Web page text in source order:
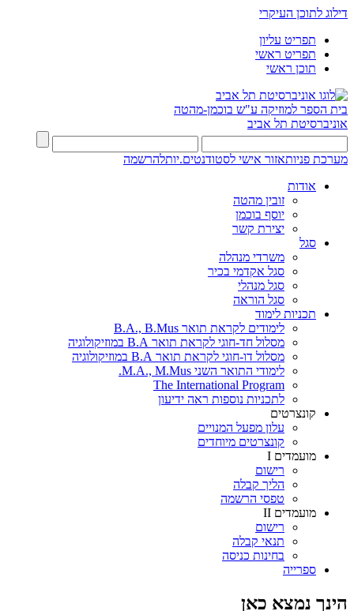
דילוג לתוכן העיקרי
תפריט עליון
תפריט ראשי
תוכן ראשי
בית הספר למוזיקה ע"ש בוכמן-מהטה
אוניברסיטת תל אביב
מערכת פניותאזור אישי לסטודנטים.יותלהרשמה
אודות
זובין מהטה
יוסף בוכמן
יצירת קשר
סגל
משרדי מנהלה
סגל אקדמי בכיר
סגל מנהלי
סגל הוראה
תכניות לימוד
לימודים לקראת תואר B.A., B.Mus
מסלול חד-חוגי לקראת תואר B.A במוזיקולוגיה
מסלול דו-חוגי לקראת תואר B.A במוזיקולוגיה
לימודי התואר השני M.A., M.Mus.
The International Program
לתכניות נוספות ראה ידיעון
קונצרטים
עלון מפעל המנויים
קונצרטים מיוחדים
מועמדים I
רישום
הליך קבלה
טפסי הרשמה
מועמדים II
רישום
תנאי קבלה
בחינות כניסה
ספרייה
הינך נמצא כאן